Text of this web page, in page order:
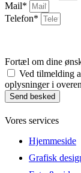
Mail*
Telefon*
Fortæl om dine
Ved tilmelding
oplysninger i
Send besked
Vores services
Hjemmeside
Grafisk